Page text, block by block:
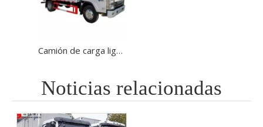
Camión de carga ligero diésel de fábrica china I SUZU 4x2 LHD con 130 CV para transporte de carga
Noticias relacionadas